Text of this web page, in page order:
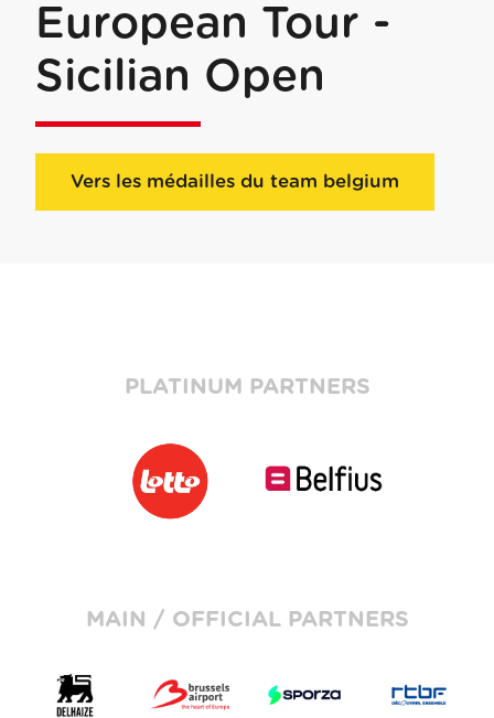
European Tour -
Sicilian Open
Vers les médailles du team belgium
PLATINUM PARTNERS
MAIN / OFFICIAL PARTNERS